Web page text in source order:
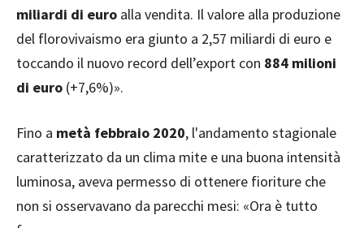
miliardi di euro alla vendita. Il valore alla produzione
del florovivaismo era giunto a 2,57 miliardi di euro e
toccando il nuovo record dell’export con 884 milioni
di euro (+7,6%)».
Fino a metà febbraio 2020, l'andamento stagionale
caratterizzato da un clima mite e una buona intensità
luminosa, aveva permesso di ottenere fioriture che
non si osservavano da parecchi mesi: «Ora è tutto